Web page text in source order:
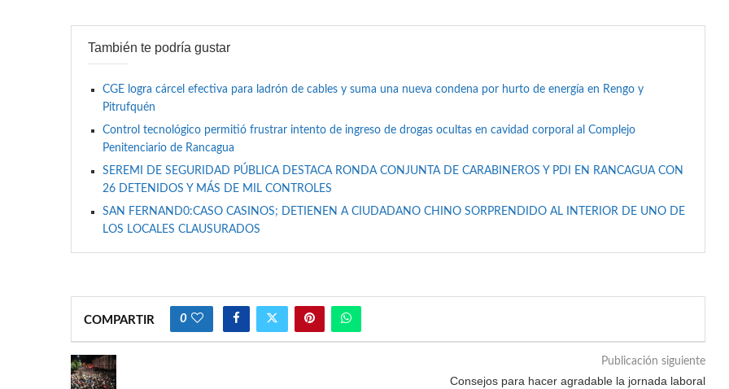
También te podría gustar
CGE logra cárcel efectiva para ladrón de cables y suma una nueva condena por hurto de energía en Rengo y
Pitrufquén
Control tecnológico permitió frustrar intento de ingreso de drogas ocultas en cavidad corporal al Complejo
Penitenciario de Rancagua
SEREMI DE SEGURIDAD PÚBLICA DESTACA RONDA CONJUNTA DE CARABINEROS Y PDI EN RANCAGUA CON
26 DETENIDOS Y MÁS DE MIL CONTROLES
SAN FERNAND0:CASO CASINOS; DETIENEN A CIUDADANO CHINO SORPRENDIDO AL INTERIOR DE UNO DE
LOS LOCALES CLAUSURADOS
COMPARTIR 0
Publicación siguiente
Consejos para hacer agradable la jornada laboral